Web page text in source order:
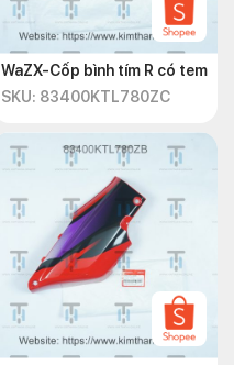
WaZX-Cốp bình tím R có tem
SKU: 83400KTL780ZC